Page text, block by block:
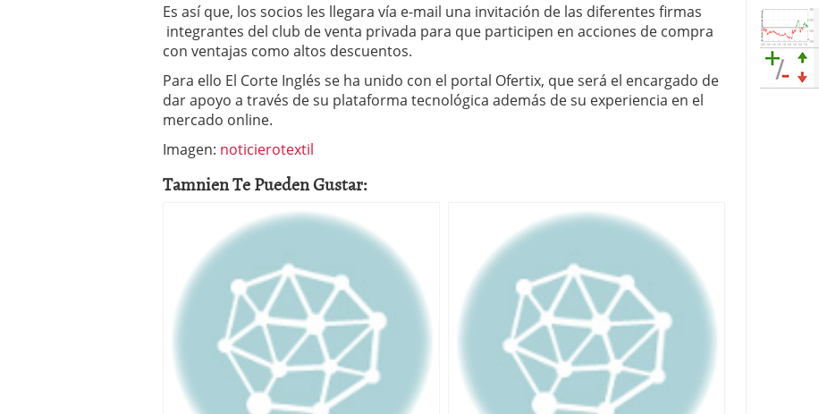
Es así que, los socios les llegara vía e-mail una invitación de las diferentes firmas
integrantes del club de venta privada para que participen en acciones de compra
con ventajas como altos descuentos.
Para ello El Corte Inglés se ha unido con el portal Ofertix, que será el encargado de
dar apoyo a través de su plataforma tecnológica además de su experiencia en el
mercado online.
Imagen: noticierotextil
Tamnien Te Pueden Gustar: